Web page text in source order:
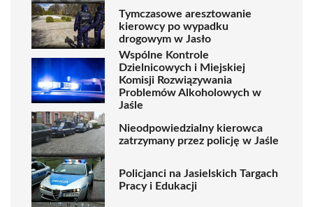
Tymczasowe aresztowanie
kierowcy po wypadku
drogowym w Jasło
Wspólne Kontrole
Dzielnicowych i Miejskiej
Komisji Rozwiązywania
Problemów Alkoholowych w
Jaśle
Nieodpowiedzialny kierowca
zatrzymany przez policję w Jaśle
Policjanci na Jasielskich Targach
Pracy i Edukacji